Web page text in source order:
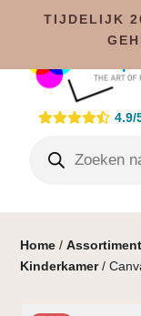
4.9/
Home /Assortiment
Kinderkamer/
TIJDELIJK